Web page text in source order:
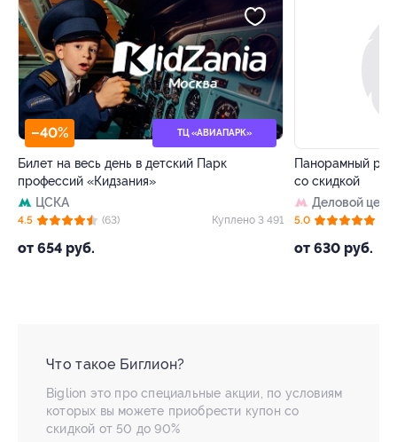
–40% ТЦ «АВИАПАРК»
Билет на весь день в детский Парк
профессий «Кидзания»
ЦСКА
от 654 руб.
4.5 (63) Куплено 3 491
Панорамный
со скидкой
Деловой
от 630 руб.
5.0
Что такое Биглион?
Biglion это про специальные акции, по условиям
которых вы можете приобрести купон со
скидкой от 50 до 90%